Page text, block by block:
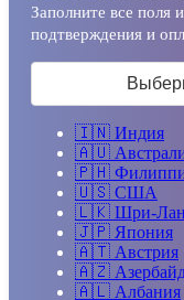
Заполните все поля
подтверждения и
🇮🇳 Индия
🇦🇺
🇵🇭
🇺🇸 США
🇱🇰 Шри-
🇯🇵 Япония
🇦🇹 Австрия
🇦🇿
🇦🇱 Албания